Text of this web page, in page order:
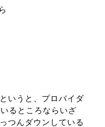
いうと、プロバイダ
るところならいざ
つんダウンしている